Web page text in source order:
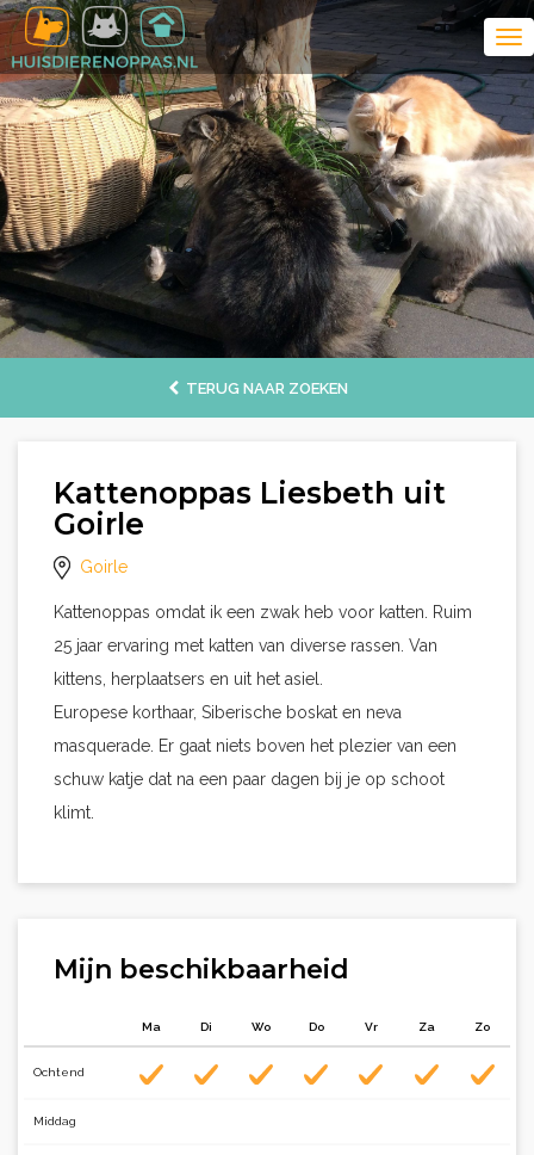
TERUG NAAR ZOEKEN
Kattenoppas Liesbeth uit
Goirle
Goirle
Kattenoppas omdat ik een zwak heb voor katten. Ruim
25 jaar ervaring met katten van diverse rassen. Van
kittens, herplaatsers en uit het asiel.
Europese korthaar, Siberische boskat en neva
masquerade. Er gaat niets boven het plezier van een
schuw katje dat na een paar dagen bij je op schoot
klimt.
Mijn beschikbaarheid
Ma Di Wo Do Vr Za Zo
Ochtend
Middag